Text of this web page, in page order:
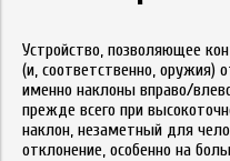
Устройство, позволяющее
(и, соответственно, оружия)
именно наклоны вправо/
прежде всего при
наклон, незаметный для
отклонение, особенно на